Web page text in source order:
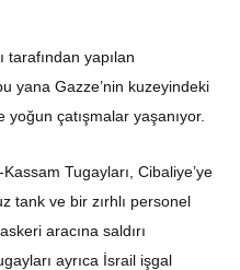
yapılan
yana Gazze’nin kuzeyindeki
yoğun çatışmalar yaşanıyor.
Tugayları, Cibaliye’ye
tank ve bir zırhlı personel
aracına saldırı
ayrıca İsrail işgal